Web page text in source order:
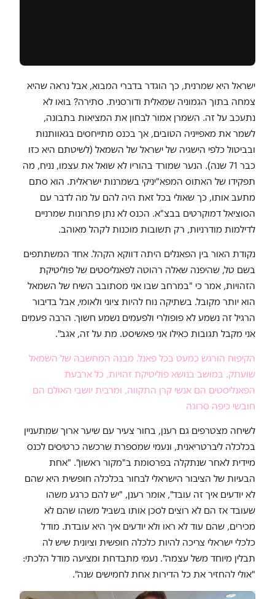
ישראל היא שמרנית, כך הוגדר בדברי המבוא, אבל נראה שהיא
צמחה בתוך הגמוניה שמאלית ודורסנית. סתירה? בואו לא
נתעכב על זה. השמרן אמור לבחון את המציאות בתבונה,
לשמר את מאפייניה הטובים, אך בכנס מתייחסים בגאוותנות
ובביטול כלפי הישגיה של ישראל של השמאל (לשיטתם היא כזו
כבר 71 שנה). הנער שמורד בהוריו לא שואל את עצמו, נניח, מה
תפקידו של האתוס המפא"יניקי בשמרנות ישראלית. הוא סתם
מתעב אותו, כך שאולי בכל זאת היה להם על מה לדבר עם
הסוציאל דמוקרטים בבצ"א. הכנס לא נתן פתרונות שמרניים
לדילמות מודרניות, רק תשובות מוכנות לקהל מאוהב.
נקודת האור בין הפאנלים היתה דווקא הקהל. אחד המשתתפים
בשם טל, שהיפנה שאלה רהוטה לפאנליסטים של פוליטיקת
הזהויות, אמר כי "במרחב שבו אני מסתובב השיח של השמאל
הוא יותר מקובל. בשתיקה נוח להיות ציוני ולאומי, אבל בדיבור
הרגיל זה נשמע לא פופולרי ולפעמים נשמע חשוך. הרבה פעמים
אני מקבל תגובות כאילו אני פאשיסט. מת על זה, אגב".
הקיפוח הורגש כמעט בכל פאנל. מבנה המחשבה של השמאל
שועתק. במושב בנושא פוליטיקת זהויות, כל ארבעת
הפאנליסטים הם אנשי קרן התקווה, ומרבית יושבי האולם הם
חובשי כיפה סרוגה
לשיחה מצטרפים גם רענן, בחור צעיר עם שיער ארוך שמתעניין
בכלכלה ליברטריאנית, ונעמי שמספרת שרכשה כרטיסים לכנס
מיידית לאחר שנתקלה בפרסומת ב"מקור ראשון". "אחת
הבעיות של הציבור הישראלי לבחור בכלכלה חופשית היא שהם
לא יודעים איך זה עובד", אומר רענן, "יש להם כרגע משהו
שעובד אז הם לא רוצים לסכן אותו בשביל משהו שהם לא
מכירים, שהם עוד לא ראו ולא יודעים איך היא עובדת. מודל
כלכלי ישראלי צריכה להיות כלכלה חופשית וציונית שיש לה
תבלין מיוחד משל עצמה". נעמי מתבדחת ומציעה מודל הלכתי:
"אולי להחזיר את כל הדירות אחת לחמישים שנה".